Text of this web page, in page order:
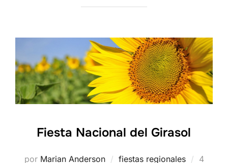
Fiesta Nacional del Girasol
por Marian Anderson fiestas regionales 4